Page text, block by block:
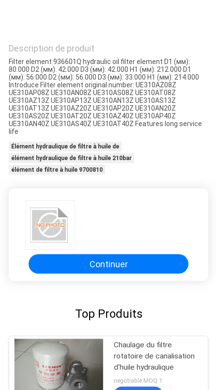
PRIVACY
POLICY
Description de produit
Filter element 936601Q hydraulic oil filter element D1 (мм):
80.000 D2 (мм): 42.000 D3 (мм): 42.000 H1 (мм): 212.000 D1
(мм): 56.000 D2 (мм): 56.000 D3 (мм): 33.000 H1 (мм): 214.000
Introduce Filter element original number: UE310AZ08Z
UE310AP08Z UE310AN08Z UE310AS08Z UE310AT08Z
UE310AZ13Z UE310AP13Z UE310AN13Z UE310AS13Z
UE310AT13Z UE310AZ20Z UE310AP20Z UE310AN20Z
UE310AS20Z UE310AT20Z UE310AZ40Z UE310AP40Z
UE310AN40Z UE310AS40Z UE310AT40Z Features long service
life
Élément hydraulique de filtre à huile de
élément hydraulique de filtre à huile 210bar
élément de filtre à huile 9700810
Continuer
Top Produits
Chaulage du filtre
rotatoire de canalisation
d'huile hydraulique
negotiable MOQ:1